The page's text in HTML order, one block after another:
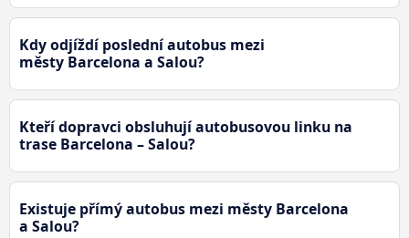
Kdy odjíždí poslední autobus mezi
městy Barcelona a Salou?
Kteří dopravci obsluhují autobusovou linku na
trase Barcelona – Salou?
Existuje přímý autobus mezi městy Barcelona
a Salou?